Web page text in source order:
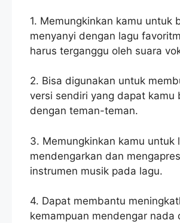
1. Memungkinkan kamu untuk
menyanyi dengan lagu
harus terganggu oleh suara
2. Bisa digunakan untuk
versi sendiri yang dapat kamu
dengan teman-teman.
3. Memungkinkan kamu untuk
mendengarkan dan
instrumen musik pada lagu.
4. Dapat membantu
kemampuan mendengar nada